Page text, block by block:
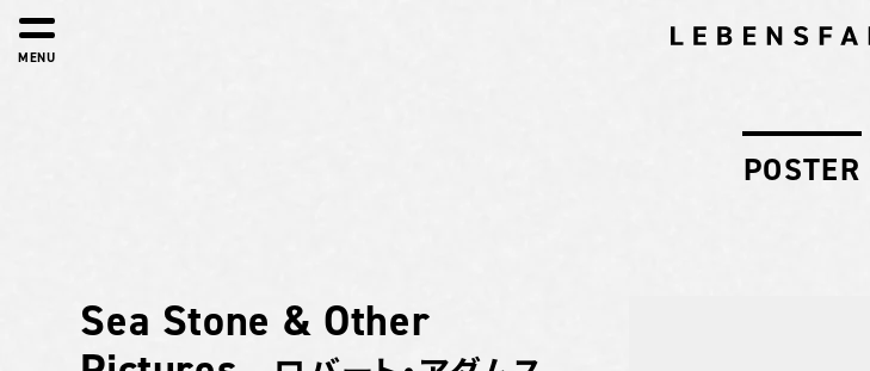
MENU
POSTER
Sea Stone & Other